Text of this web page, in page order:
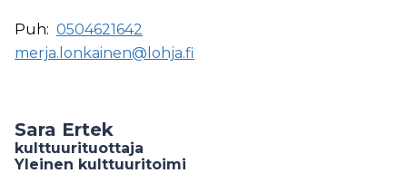
Puh: 0504621642
merja.lonkainen@lohja.fi
Sara Ertek
kulttuurituottaja
Yleinen kulttuuritoimi